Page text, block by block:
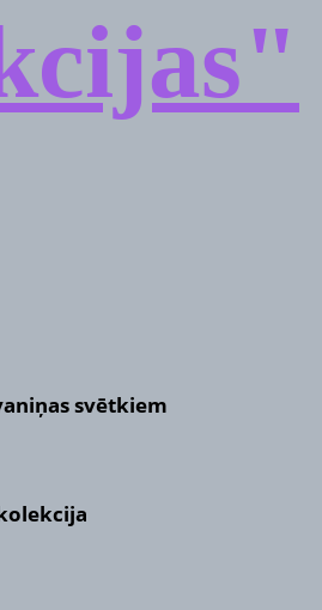
svētkiem